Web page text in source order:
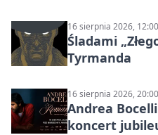
16 sierpnia 2026, 12:00
Śladami
Tyrmanda
16 sierpnia 2026, 20:00
Andrea
koncert